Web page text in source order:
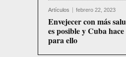
Artículos febrero 22, 2023
Envejecer con más
es posible y Cuba hace
para ello